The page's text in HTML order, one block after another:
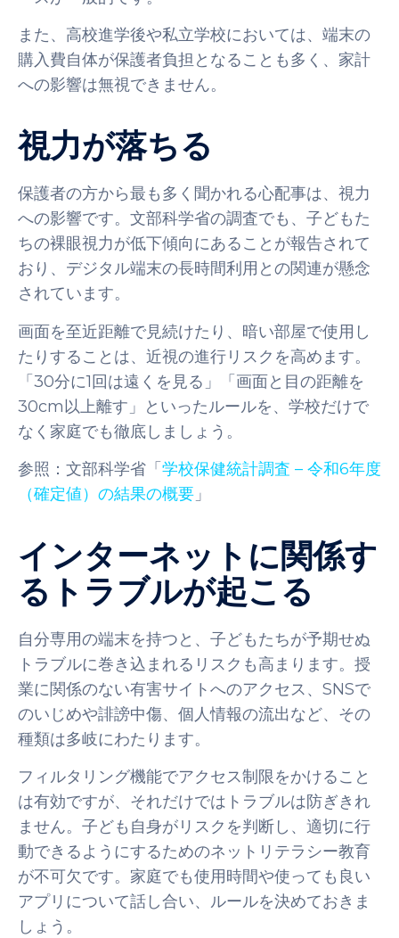
また、高校進学後や私立学校においては、端末の
購入費自体が保護者負担となることも多く、家計
への影響は無視できません。
視力が落ちる
保護者の方から最も多く聞かれる心配事は、視力
への影響です。文部科学省の調査でも、子どもた
ちの裸眼視力が低下傾向にあることが報告されて
おり、デジタル端末の長時間利用との関連が懸念
されています。
画面を至近距離で見続けたり、暗い部屋で使用し
たりすることは、近視の進行リスクを高めます。
「30分に1回は遠くを見る」「画面と目の距離を
30cm以上離す」といったルールを、学校だけで
なく家庭でも徹底しましょう。
参照：文部科学省「 学校保健統計調査 – 令和6年度
（確定値）の結果の概要 」
インターネットに関係す
るトラブルが起こる
自分専用の端末を持つと、子どもたちが予期せぬ
トラブルに巻き込まれるリスクも高まります。授
業に関係のない有害サイトへのアクセス、SNSで
のいじめや誹謗中傷、個人情報の流出など、その
種類は多岐にわたります。
フィルタリング機能でアクセス制限をかけること
は有効ですが、それだけではトラブルは防ぎきれ
ません。子ども自身がリスクを判断し、適切に行
動できるようにするためのネットリテラシー教育
が不可欠です。家庭でも使用時間や使っても良い
アプリについて話し合い、ルールを決めておきま
しょう。